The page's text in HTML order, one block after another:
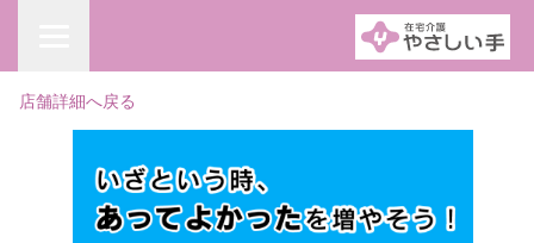
店舗詳細へ戻る